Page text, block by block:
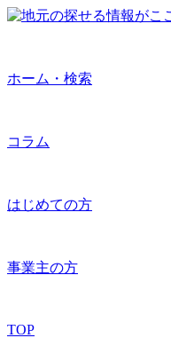
ホーム・検索
コラム
はじめての方
事業主の方
TOP